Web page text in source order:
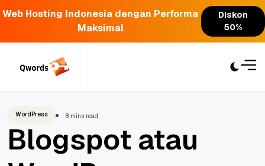
Web Hosting Indonesia dengan Performa
Maksimal
Diskon
50%
WordPress 8 mins read
Blogspot atau